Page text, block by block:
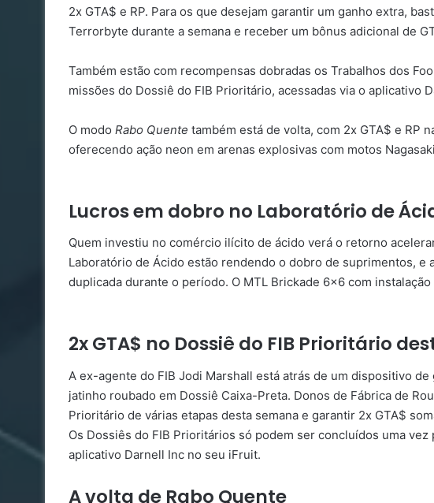
2x GTA$ e RP. Para os que desejam garantir um ganho extra,
Terrorbyte durante a semana e receber um bônus adicional de
Também estão com recompensas dobradas os Trabalhos dos
missões do Dossiê do FIB Prioritário, acessadas via o aplicativo
O modo Rabo Quente também está de volta, com 2x GTA$ e RP
oferecendo ação neon em arenas explosivas com motos
Lucros em dobro no Laboratório de
Quem investiu no comércio ilícito de ácido verá o retorno
Laboratório de Ácido estão rendendo o dobro de suprimentos, e
duplicada durante o período. O MTL Brickade 6×6 com
2x GTA$ no Dossiê do FIB Prioritário
A ex-agente do FIB Jodi Marshall está atrás de um dispositivo
jatinho roubado em Dossiê Caixa-Preta. Donos de Fábrica de
Prioritário de várias etapas desta semana e garantir 2x GTA$
Os Dossiês do FIB Prioritários só podem ser concluídos uma
aplicativo Darnell Inc no seu iFruit.
A volta de Rabo Quente